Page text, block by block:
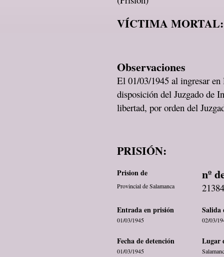
VÍCTIMA MORTAL:
Observaciones
El 01/03/1945 al ingresar
disposición del Juzgado de
libertad, por orden del
PRISIÓN:
Prision de nº
Provincial de Salamanca 21384
Entrada en prisión Salida
01/03/1945 02/03/
Fecha de detención Lugar
01/03/1945